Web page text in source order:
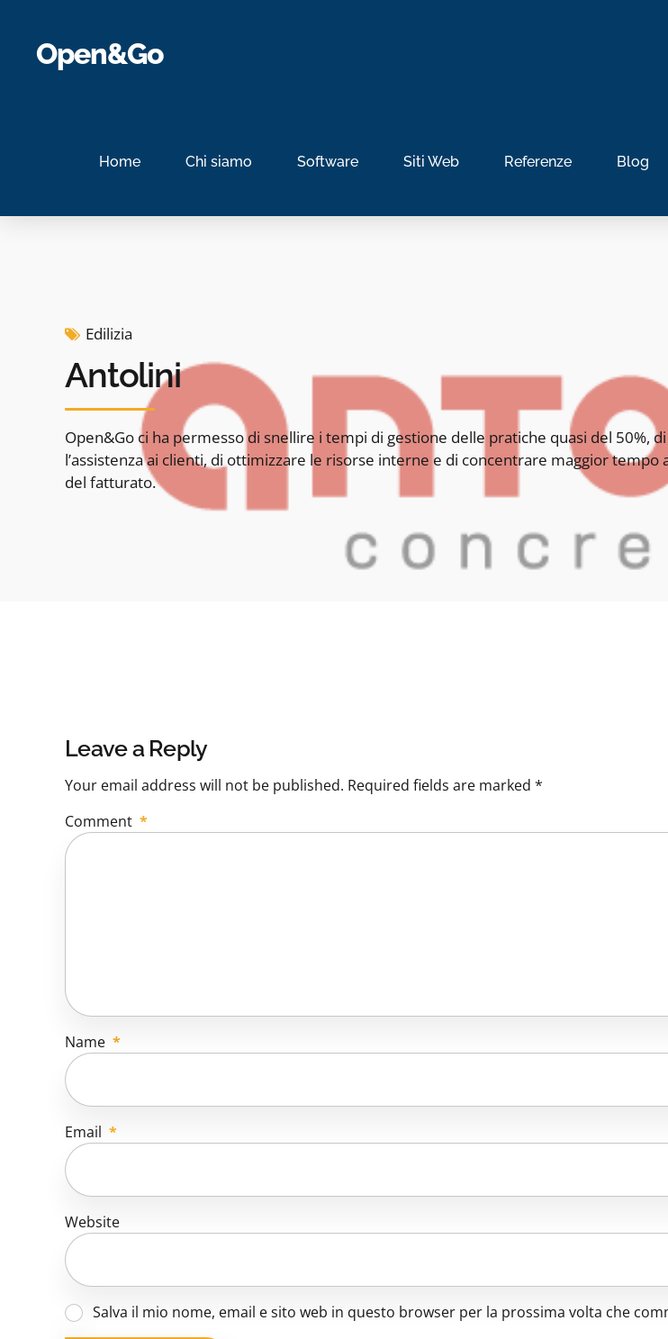
Open&Go
Home Chi siamo Software Siti Web Referenze Blog
Edilizia
Antolini
Open&Go ci ha permesso di snellire i tempi di gestione delle pratiche quasi del 50%,
l’assistenza ai clienti, di ottimizzare le risorse interne e di concentrare maggior tempo
del fatturato.
Leave a Reply
Your email address will not be published. Required fields are marked *
Comment *
Name *
Email *
Website
Salva il mio nome, email e sito web in questo browser per la prossima volta che